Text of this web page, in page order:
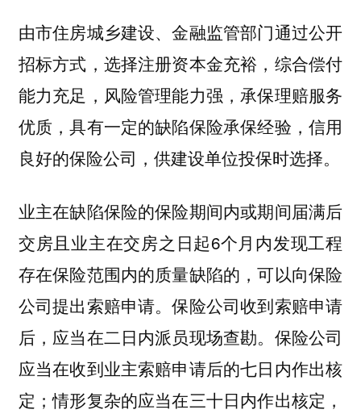
由市住房城乡建设、金融监管部门通过公开
招标方式，选择注册资本金充裕，综合偿付
能力充足，风险管理能力强，承保理赔服务
优质，具有一定的缺陷保险承保经验，信用
良好的保险公司，供建设单位投保时选择。
业主在缺陷保险的保险期间内或期间届满后
交房且业主在交房之日起6个月内发现工程
存在保险范围内的质量缺陷的，可以向保险
公司提出索赔申请。保险公司收到索赔申请
后，应当在二日内派员现场查勘。保险公司
应当在收到业主索赔申请后的七日内作出核
定；情形复杂的应当在三十日内作出核定，